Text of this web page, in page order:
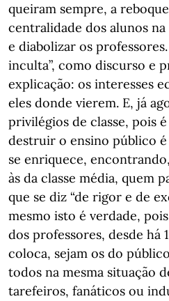
queiram sempre, a
centralidade dos alunos
e diabolizar os
inculta”, como discurso e
explicação: os interesses
eles donde vierem. E, já
privilégios de classe, pois
destruir o ensino público
se enriquece,
às da classe média, quem
que se diz “de rigor e de
mesmo isto é verdade,
dos professores, desde há
coloca, sejam os do
todos na mesma situação
tarefeiros, fanáticos ou